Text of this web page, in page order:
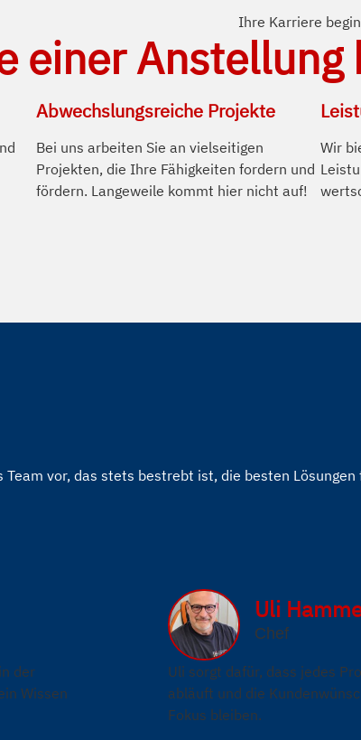
Ihre Karriere
einer
Abwechslungsreiche Projekte
Bei uns arbeiten Sie an vielseitigen
Projekten, die Ihre Fähigkeiten fordern und
fördern. Langeweile kommt hier nicht auf!
Wir
vor, das stets bestrebt ist, die besten
der
Wissen
Uli
Chef
Uli sorgt dafür, dass jedes
abläuft und die
Fokus bleiben.